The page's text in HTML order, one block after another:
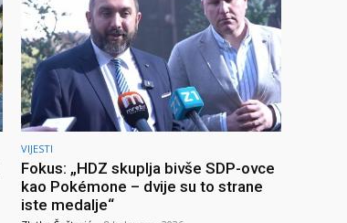
VIJESTI
Fokus: „HDZ skuplja bivše SDP-ovce
kao Pokémone – dvije su to strane
iste medalje“